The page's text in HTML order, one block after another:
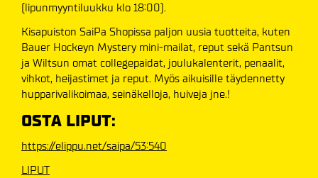
(lipunmyyntiluukku klo 18:00).
Kisapuiston SaiPa Shopissa paljon uusia tuotteita, kuten
Bauer Hockeyn Mystery mini-mailat, reput sekä Pantsun
ja Wiltsun omat collegepaidat, joulukalenterit, penaalit,
vihkot, heijastimet ja reput. Myös aikuisille täydennetty
hupparivalikoimaa, seinäkelloja, huiveja jne.!
OSTA LIPUT:
https://elippu.net/saipa/53:540
LIPUT